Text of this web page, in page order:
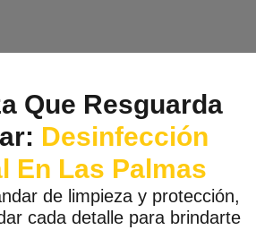
Que Resguarda
Desinfección
En Las Palmas
de limpieza y protección,
cada detalle para brindarte